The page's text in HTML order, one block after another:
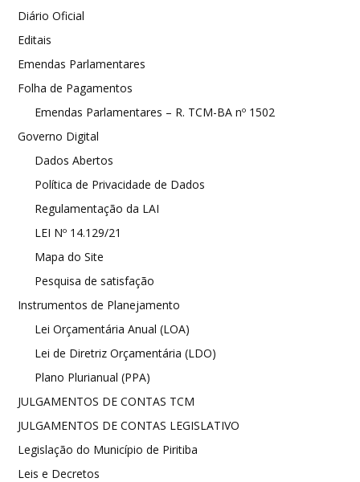
Diário Oficial
Editais
Emendas Parlamentares
Folha de Pagamentos
Emendas Parlamentares – R. TCM-BA nº 1502
Governo Digital
Dados Abertos
Política de Privacidade de Dados
Regulamentação da LAI
LEI Nº 14.129/21
Mapa do Site
Pesquisa de satisfação
Instrumentos de Planejamento
Lei Orçamentária Anual (LOA)
Lei de Diretriz Orçamentária (LDO)
Plano Plurianual (PPA)
JULGAMENTOS DE CONTAS TCM
JULGAMENTOS DE CONTAS LEGISLATIVO
Legislação do Município de Piritiba
Leis e Decretos